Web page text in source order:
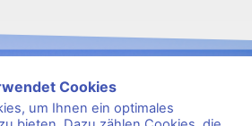
Cookies
um Ihnen ein optimales